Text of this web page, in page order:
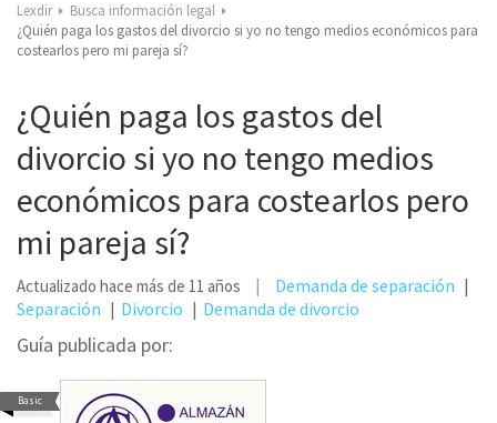
Lexdir
Busca información legal
¿Quién paga los gastos del divorcio si yo no tengo medios económicos para
costearlos pero mi pareja sí?
¿Quién paga los gastos del
divorcio si yo no tengo medios
económicos para costearlos pero
mi pareja sí?
Actualizado hace más de 11 años
Demanda de separación
Separación
Divorcio Demanda de divorcio
Guía publicada por:
Basic